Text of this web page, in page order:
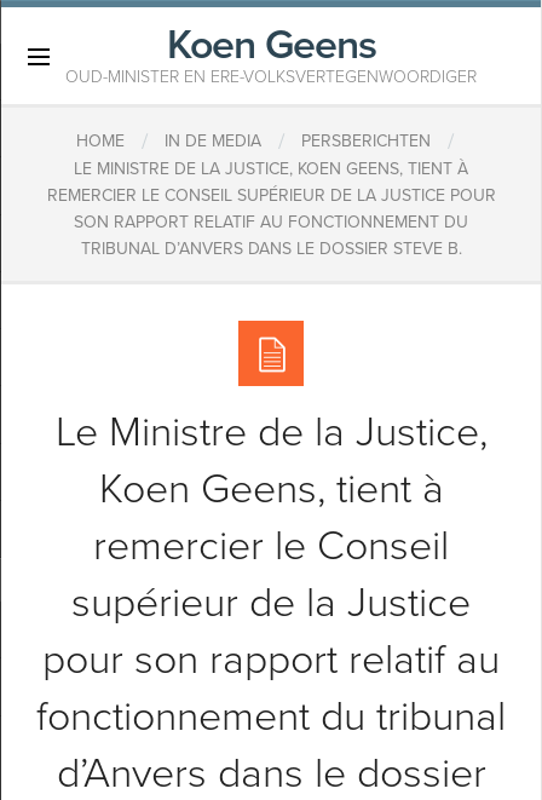
Koen Geens
OUD-MINISTER EN ERE-VOLKSVERTEGENWOORDIGER
HOME / IN DE MEDIA / PERSBERICHTEN /
LE MINISTRE DE LA JUSTICE, KOEN GEENS, TIENT À
REMERCIER LE CONSEIL SUPÉRIEUR DE LA JUSTICE POUR
SON RAPPORT RELATIF AU FONCTIONNEMENT DU
TRIBUNAL D’ANVERS DANS LE DOSSIER STEVE B.
Le Ministre de la Justice,
Koen Geens, tient à
remercier le Conseil
supérieur de la Justice
pour son rapport relatif au
fonctionnement du tribunal
d’Anvers dans le dossier